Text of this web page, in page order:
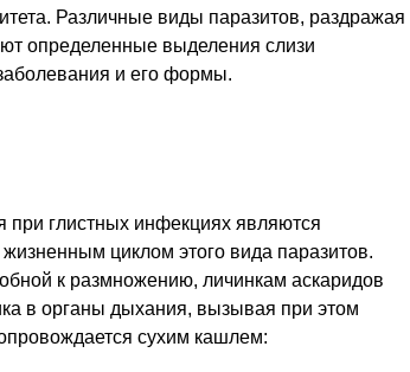
Различные виды паразитов, раздражая
определенные выделения слизи
и его формы.
глистных инфекциях являются
циклом этого вида паразитов.
к размножению, личинкам аскаридов
в органы дыхания, вызывая при этом
сухим кашлем: